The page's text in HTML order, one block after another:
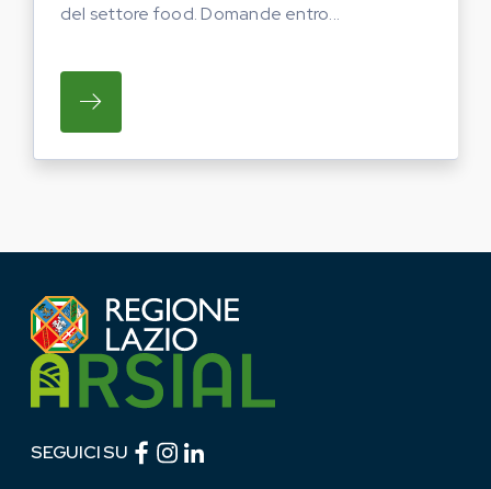
del settore food. Domande entro...
SU REGIONE LAZIO E ARSIAL PORTANO
SEGUICI SU Facebook (link esterno)
Instagram (link esterno)